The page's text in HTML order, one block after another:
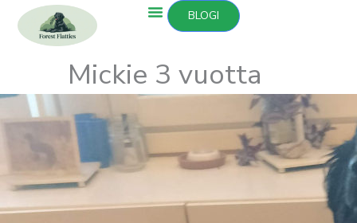
sisältöön
BLOGI
Mickie 3 vuotta